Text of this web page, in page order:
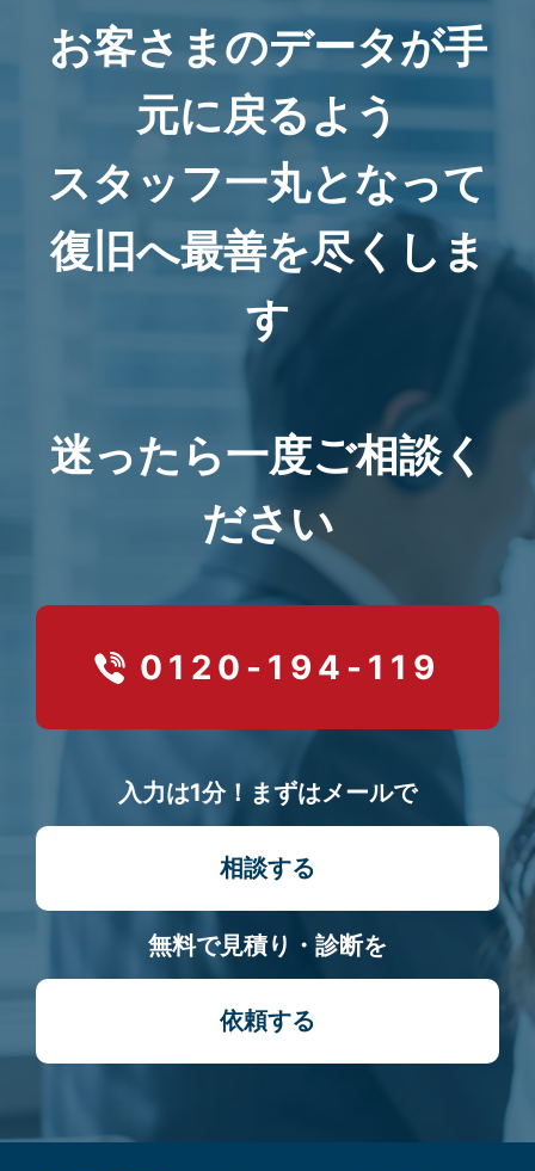
お客さまのデータが手
元に戻るよう
スタッフ一丸となって
復旧へ最善を尽くしま
す
迷ったら一度ご相談く
ださい
0120-194-119
入力は1分！まずはメールで
相談する
無料で見積り・診断を
依頼する